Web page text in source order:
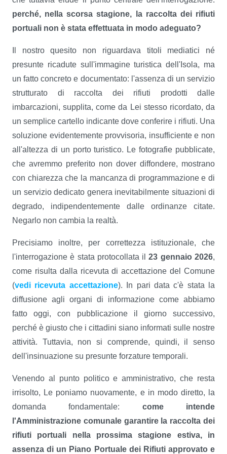
perché, nella scorsa stagione, la raccolta dei rifiuti
portuali non è stata effettuata in modo adeguato?
Il nostro quesito non riguardava titoli mediatici né
presunte ricadute sull'immagine turistica dell'Isola, ma
un fatto concreto e documentato: l'assenza di un servizio
strutturato di raccolta dei rifiuti prodotti dalle
imbarcazioni, supplita, come da Lei stesso ricordato, da
un semplice cartello indicante dove conferire i rifiuti. Una
soluzione evidentemente provvisoria, insufficiente e non
all'altezza di un porto turistico. Le fotografie pubblicate,
che avremmo preferito non dover diffondere, mostrano
con chiarezza che la mancanza di programmazione e di
un servizio dedicato genera inevitabilmente situazioni di
degrado, indipendentemente dalle ordinanze citate.
Negarlo non cambia la realtà.
Precisiamo inoltre, per correttezza istituzionale, che
l'interrogazione è stata protocollata il23 gennaio 2026,
come risulta dalla ricevuta di accettazione del Comune
(vedi ricevuta accettazione). In pari data c'è stata la
diffusione agli organi di informazione come abbiamo
fatto oggi, con pubblicazione il giorno successivo,
perché è giusto che i cittadini siano informati sulle nostre
attività. Tuttavia, non si comprende, quindi, il senso
dell'insinuazione su presunte forzature temporali.
Venendo al punto politico e amministrativo, che resta
irrisolto, Le poniamo nuovamente, e in modo diretto, la
domanda fondamentale: come intende
l'Amministrazione comunale garantire la raccolta dei
rifiuti portuali nella prossimastagione estiva, in
assenza di un Piano Portuale dei Rifiuti approvato e